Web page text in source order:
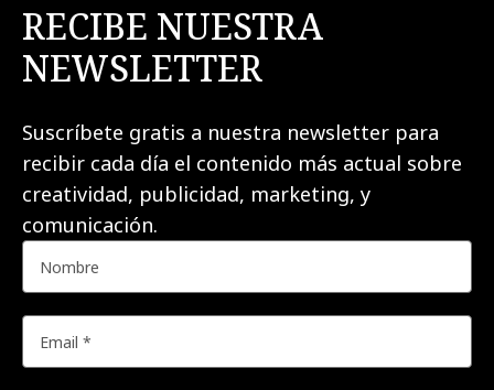
RECIBE NUESTRA
NEWSLETTER
Suscríbete gratis a nuestra newsletter para
recibir cada día el contenido más actual sobre
creatividad, publicidad, marketing, y
comunicación.